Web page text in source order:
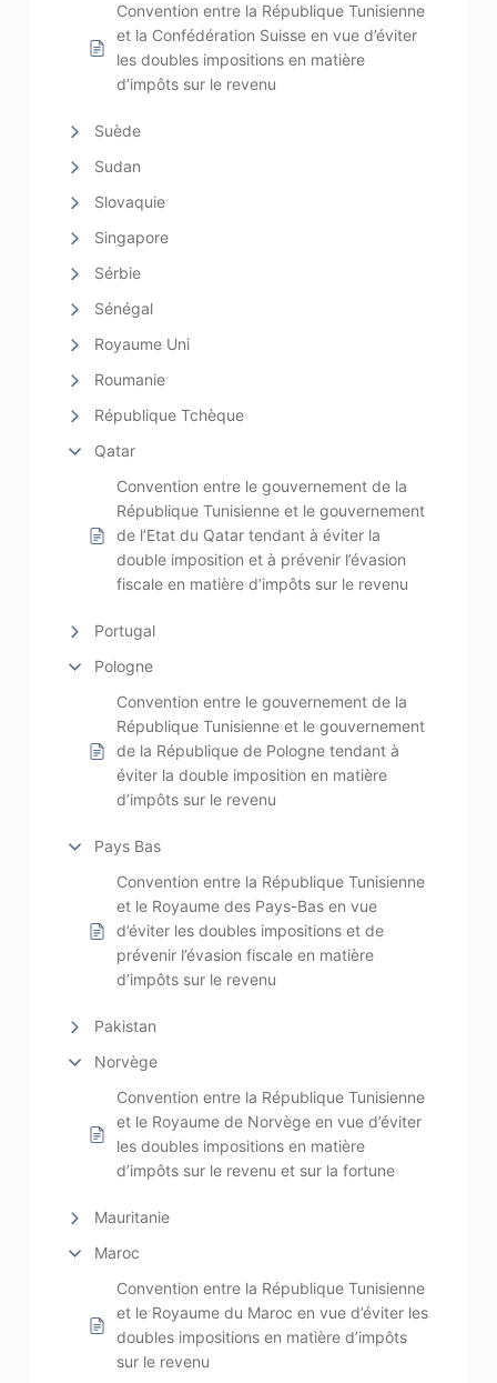
Convention entre la République Tunisienne
et la Confédération Suisse en vue d’éviter
les doubles impositions en matière
d’impôts sur le revenu
Suède
Sudan
Slovaquie
Singapore
Sérbie
Sénégal
Royaume Uni
Roumanie
République Tchèque
Qatar
Convention entre le gouvernement de la
République Tunisienne et le gouvernement
de l’Etat du Qatar tendant à éviter la
double imposition et à prévenir l’évasion
fiscale en matière d’impôts sur le revenu
Portugal
Pologne
Convention entre le gouvernement de la
République Tunisienne et le gouvernement
de la République de Pologne tendant à
éviter la double imposition en matière
d’impôts sur le revenu
Pays Bas
Convention entre la République Tunisienne
et le Royaume des Pays-Bas en vue
d’éviter les doubles impositions et de
prévenir l’évasion fiscale en matière
d’impôts sur le revenu
Pakistan
Norvège
Convention entre la République Tunisienne
et le Royaume de Norvège en vue d’éviter
les doubles impositions en matière
d’impôts sur le revenu et sur la fortune
Mauritanie
Maroc
Convention entre la République Tunisienne
et le Royaume du Maroc en vue d’éviter les
doubles impositions en matière d’impôts
sur le revenu